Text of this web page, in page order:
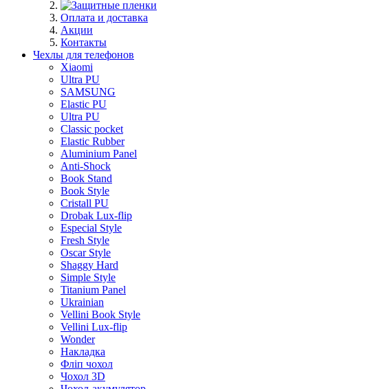
Оплата и доставка
Акции
Контакты
Чехлы для телефонов
Xiaomi
Ultra PU
SAMSUNG
Elastic PU
Ultra PU
Classic pocket
Elastic Rubber
Aluminium Panel
Anti-Shock
Book Stand
Book Style
Cristall PU
Drobak Lux-flip
Especial Style
Fresh Style
Oscar Style
Shaggy Hard
Simple Style
Titanium Panel
Ukrainian
Vellini Book Style
Vellini Lux-flip
Wonder
Накладка
Фліп чохол
Чохол 3D